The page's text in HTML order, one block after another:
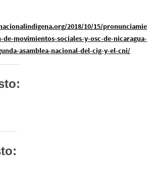
2018/10/15/pronunciamie
movimientos-sociales-y-osc-de-nicaragua-
asamblea-nacional-del-cig-y-el-cni/